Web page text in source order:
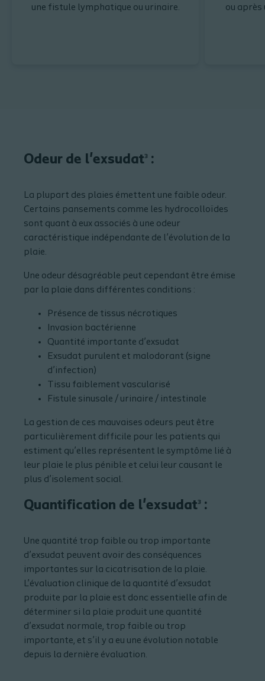
une fistule lymphatique ou urinaire.
ou
Odeur de l'exsudat3 :
La plupart des plaies émettent une faible odeur.
Certains pansements comme les hydrocolloïdes
sont quant à eux associés à une odeur
caractéristique indépendante de l’évolution de la
plaie.
Une odeur désagréable peut cependant être émise
par la plaie dans différentes conditions :
Présence de tissus nécrotiques
Invasion bactérienne
Quantité importante d’exsudat
Exsudat purulent et malodorant (signe
d’infection)
Tissu faiblement vascularisé
Fistule sinusale / urinaire / intestinale
La gestion de ces mauvaises odeurs peut être
particulièrement difficile pour les patients qui
estiment qu’elles représentent le symptôme lié à
leur plaie le plus pénible et celui leur causant le
plus d’isolement social.
Quantification de l'exsudat3 :
Une quantité trop faible ou trop importante
d’exsudat peuvent avoir des conséquences
importantes sur la cicatrisation de la plaie.
L’évaluation clinique de la quantité d’exsudat
produite par la plaie est donc essentielle afin de
déterminer si la plaie produit une quantité
d’exsudat normale, trop faible ou trop
importante, et s’il y a eu une évolution notable
depuis la dernière évaluation.